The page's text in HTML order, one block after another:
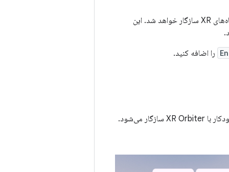
با دستگاه‌های XR سازگار خواهد شد. این
را اضافه کنید.
، به طور خودکار با XR Orbiter سازگار می‌شود.